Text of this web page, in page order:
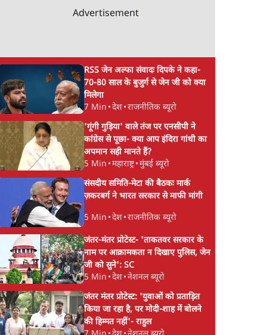
Advertisement
RSS जेन अल्फा संवादः दिपके ने कहा-
70-80 साल के बुजुर्ग से जेन जी को क्या
मिलेगा
7 Min •देश•राजनीतिक ब्यूरो
'गूंगी गुड़िया' वाले तंज पर एनसीपी ने
कांग्रेस से पूछा- क्या आप इंदिरा गांधी का
अपमान सही मानते हैं?
5 Min •महाराष्ट्र•मुंबई ब्यूरो
संसदीय समिति-मेटा की बैठकः मार्क
ज़करबर्ग ने भारत सरकार से माफी मांगी
5 Min •देश•राजनीतिक ब्यूरो
जंतर-मंतर प्रोटेस्ट- 'ताकतवर सरकार के
नाम पर आक्रामकता न दिखाए पुलिस, जेन
जी को सुने': SC
5 Min •देश•नेशनल ब्यूरो
जंतर मंतर प्रोटेस्ट: 'युवाओं को प्रताड़ित
किया जा रहा है, पर मोदी-शाह में बोलने
की हिम्मत नहीं'- राहुल